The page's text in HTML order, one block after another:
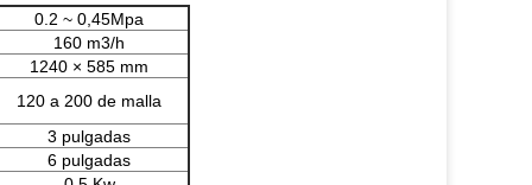
0.2 ~ 0,45Mpa
160 m3/h
1240 × 585 mm
120 a 200 de malla
3 pulgadas
6 pulgadas